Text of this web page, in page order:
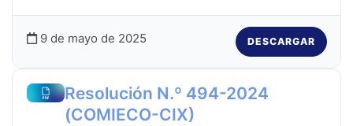
9 de mayo de 2025 DESCARGAR
Resolución N.º 494-2024
(COMIECO-CIX)